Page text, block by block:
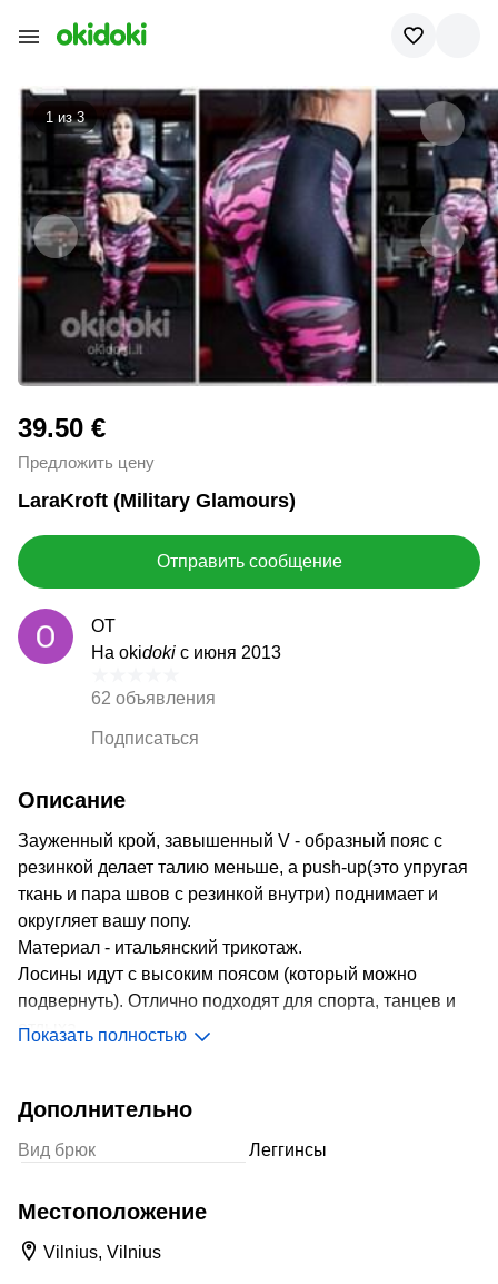
1 из3
39.50 €
Предложить цену
LaraKroft (Military Glamours)
Отправить сообщение
ОТ
На okidoki с июня 2013
62 объявления
Подписаться
Описание
Зауженный крой, завышенный V - образный пояс с
резинкой делает талию меньше, а push-up(это упругая
ткань и пара швов с резинкой внутри) поднимает и
округляет вашу попу.
Материал - итальянский трикотаж.
Лосины идут с высоким поясом (который можно
подвернуть). Отлично подходят для спорта, танцев и
отдыха.
Показать полностью
Дополнительно
Вид брюк Леггинсы
Местоположение
Vilnius, Vilnius